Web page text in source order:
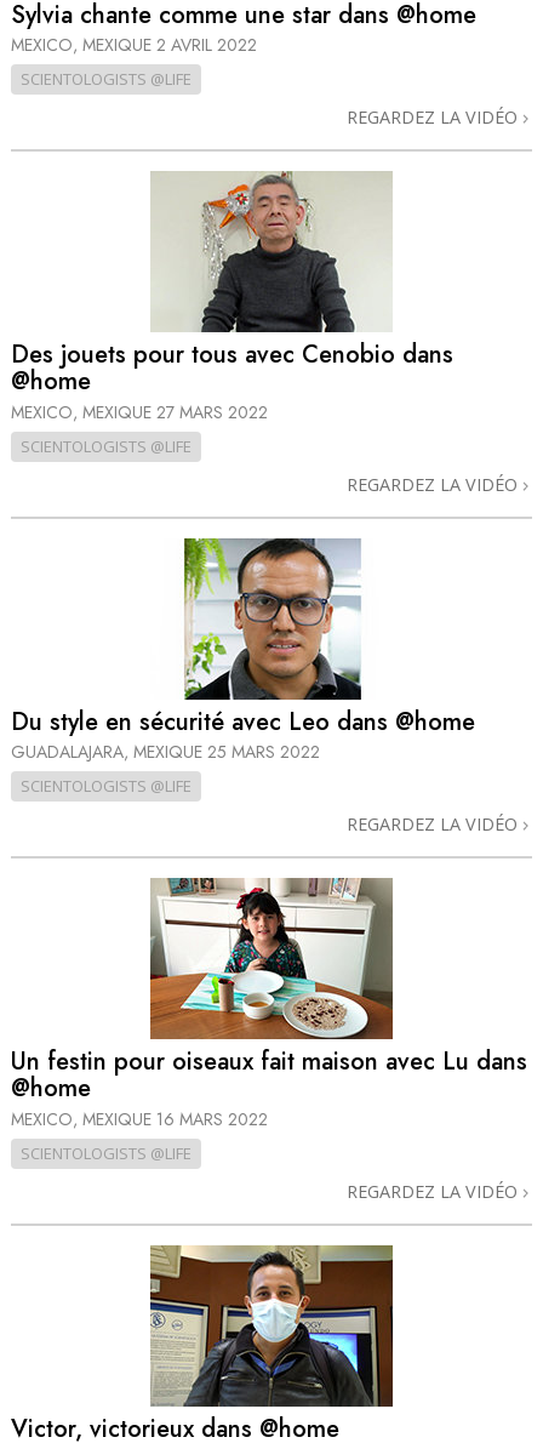
Sylvia chante comme une star dans @home
MEXICO, MEXIQUE 2 AVRIL 2022
SCIENTOLOGISTS @LIFE
REGARDEZ LA VIDÉO
Des jouets pour tous avec Cenobio dans
@home
MEXICO, MEXIQUE 27 MARS 2022
SCIENTOLOGISTS @LIFE
REGARDEZ LA VIDÉO
Du style en sécurité avec Leo dans @home
GUADALAJARA, MEXIQUE 25 MARS 2022
SCIENTOLOGISTS @LIFE
REGARDEZ LA VIDÉO
Un festin pour oiseaux fait maison avec Lu dans
@home
MEXICO, MEXIQUE 16 MARS 2022
SCIENTOLOGISTS @LIFE
REGARDEZ LA VIDÉO
Victor, victorieux dans @home